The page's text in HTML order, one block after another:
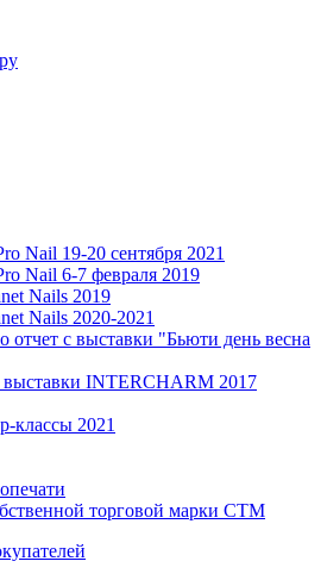
Nail 19-20 сентября 2021
Nail 6-7 февраля 2019
Nails 2019
Nails 2020-2021
отчет с выставки "Бьюти день весна
выставки INTERCHARM 2017
классы 2021
торговой марки СТМ